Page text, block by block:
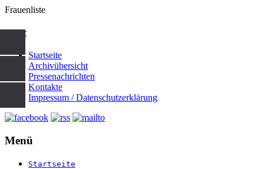
Frauenliste
start
Startseite
Archivübersicht
Pressenachrichten
Kontakte
Impressum / Datenschutzerklärung
Menü
Startseite